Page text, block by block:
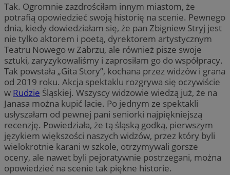
Tak. Ogromnie zazdrościłam innym miastom, że
potrafią opowiedzieć swoją historię na scenie. Pewnego
dnia, kiedy dowiedziałam się, że pan Zbigniew Stryj jest
nie tylko aktorem i poetą, dyrektorem artystycznym
Teatru Nowego w Zabrzu, ale również pisze swoje
sztuki, zaryzykowaliśmy i zaprosiłam go do współpracy.
Tak powstała „Gita Story”, kochana przez widzów i grana
od 2019 roku. Akcja spektaklu rozgrywa się oczywiście
w Rudzie Śląskiej. Wszyscy widzowie wiedzą już, że na
Janasa można kupić lacie. Po jednym ze spektakli
usłyszałam od pewnej pani seniorki najpiękniejszą
recenzję. Powiedziała, że tą śląską godką, pierwszym
językiem większości naszych widzów, przez który byli
wielokrotnie karani w szkole, otrzymywali gorsze
oceny, ale nawet byli pejoratywnie postrzegani, można
opowiedzieć na scenie tak piękne historie.